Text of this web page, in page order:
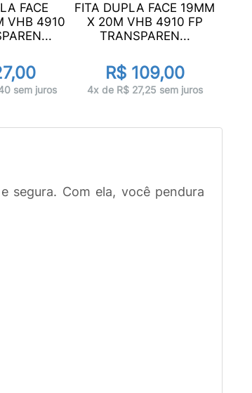
FACE
VHB 4910
sem juros
FITA DUPLA FACE 19MM
X 20M VHB 4910 FP
TRANSPAREN...
R$ 109,00
4x de R$ 27,25 sem juros
segura. Com ela, você pendura